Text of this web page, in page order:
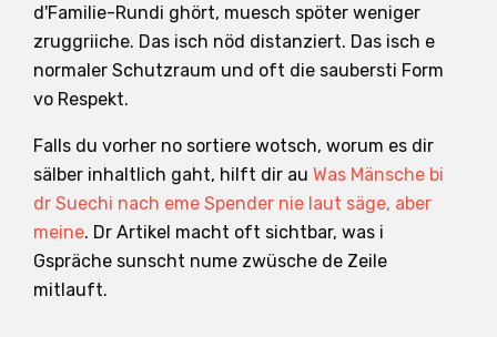
d'Familie-Rundi ghört, muesch spöter weniger
zruggriiche. Das isch nöd distanziert. Das isch e
normaler Schutzraum und oft die saubersti Form
vo Respekt.
Falls du vorher no sortiere wotsch, worum es dir
sälber inhaltlich gaht, hilft dir au Was Mänsche bi
dr Suechi nach eme Spender nie laut säge, aber
meine. Dr Artikel macht oft sichtbar, was i
Gspräche sunscht nume zwüsche de Zeile
mitlauft.